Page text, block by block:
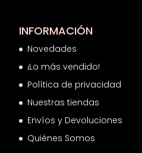
INFORMACIÓN
Novedades
¡Lo más vendido!
Política de privacidad
Nuestras tiendas
Envíos y Devoluciones
Quiénes Somos